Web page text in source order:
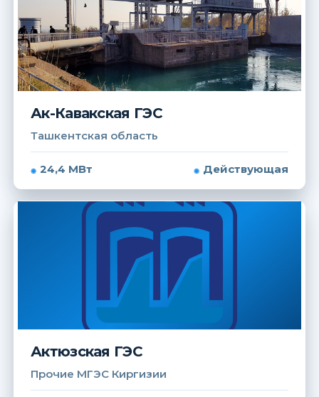
Ак-Кавакская ГЭС
Ташкентская область
24,4 МВт Действующая
Актюзская ГЭС
Прочие МГЭС Киргизии